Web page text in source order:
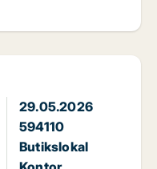
29.05.2026
594110
Butikslokal